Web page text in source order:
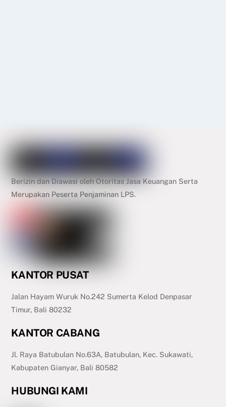
Berizin dan Diawasi oleh Otoritas Jasa Keuangan Serta
Merupakan Peserta Penjaminan LPS.
KANTOR PUSAT
Jalan Hayam Wuruk No.242 Sumerta Kelod Denpasar
Timur, Bali 80232
KANTOR CABANG
Jl. Raya Batubulan No.63A, Batubulan, Kec. Sukawati,
Kabupaten Gianyar, Bali 80582
HUBUNGI KAMI